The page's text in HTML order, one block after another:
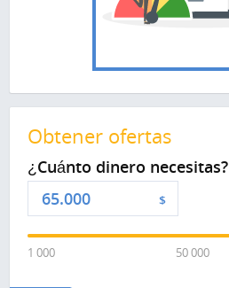
Obtener ofertas
¿Cuánto dinero necesitas?
$
1 000 50 000